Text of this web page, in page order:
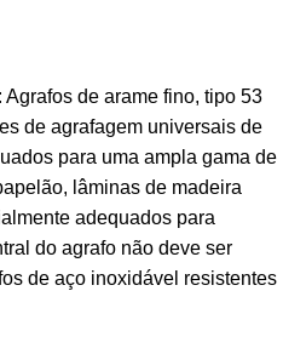
de arame fino, tipo 53
de agrafagem universais de
para uma ampla gama de
lâminas de madeira
adequados para
do agrafo não deve ser
de aço inoxidável resistentes